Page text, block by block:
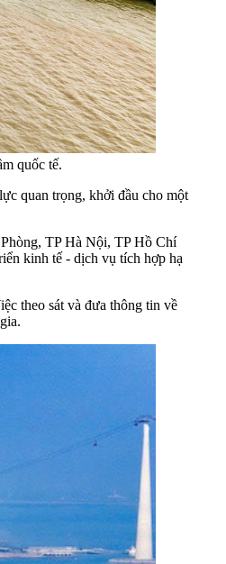
quốc tế.
quan trọng, khởi đầu cho một
TP Hà Nội, TP Hồ Chí
kinh tế - dịch vụ tích hợp hạ
theo sát và đưa thông tin về